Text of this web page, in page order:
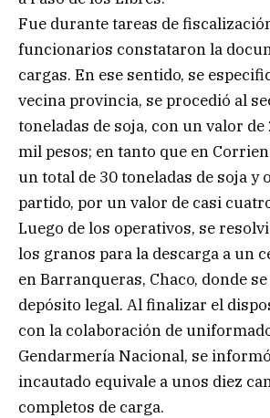
Fue durante tareas de
funcionarios constataron la
cargas. En ese sentido, se
vecina provincia, se procedió al
toneladas de soja, con un valor
mil pesos; en tanto que en
un total de 30 toneladas de soja y
partido, por un valor de casi
Luego de los operativos, se
los granos para la descarga a un
en Barranqueras, Chaco, donde
depósito legal. Al finalizar el
con la colaboración de
Gendarmería Nacional, se
incautado equivale a unos diez
completos de carga.